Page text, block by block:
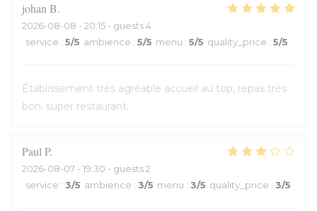
johan B
2026-08-08 - 20:15 - guests 4
service : 5/5 ambience : 5/5 menu : 5/5 quality_price : 5/5
Établissement très agréable accueil au top, repas très
bon. super restaurant.
Paul P
2026-08-07 - 19:30 - guests 2
service : 3/5 ambience : 3/5 menu : 3/5 quality_price : 3/5